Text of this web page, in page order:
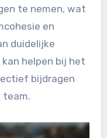
te nemen, wat
en
duidelijke
helpen bij het
bijdragen
team.